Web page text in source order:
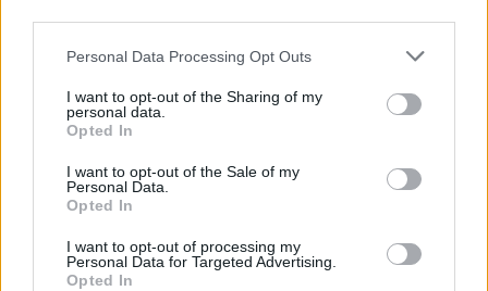
Personal Data Processing Opt Outs
I want to opt-out of the Sharing of my
personal data.
Opted In
I want to opt-out of the Sale of my
Personal Data.
Opted In
I want to opt-out of processing my
Personal Data for Targeted Advertising.
Opted In
και Electric, με όφελος 2.000
μπαταριών για τα υβριδικά της
Σε κινεζική… πολιορκία η ευρωπαϊκή αυτοκινητοβιομηχανία
ΠΑΟΚ: Με τον Μάρκους Φόστερ
δηλώσεις του (vid & pics)
στον τελικό (live stream)